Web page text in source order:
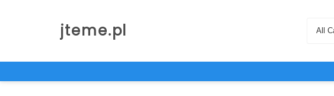
jteme.pl
Search